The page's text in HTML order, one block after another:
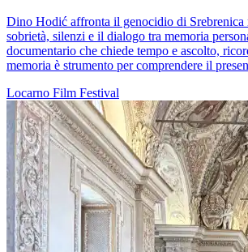
Dino Hodić affronta il genocidio di Srebrenica
sobrietà, silenzi e il dialogo tra memoria
documentario che chiede tempo e ascolto,
memoria è strumento per comprendere il
Locarno Film Festival